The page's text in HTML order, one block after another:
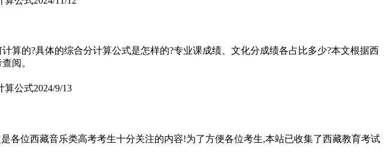
算的?具体的综合分计算公式是怎样的?专业课成绩、文化分成绩各占比多少?本文根据西
阅。
算公式2024/9/13
各位西藏音乐类高考考生十分关注的内容!为了方便各位考生,本站已收集了西藏教育考试